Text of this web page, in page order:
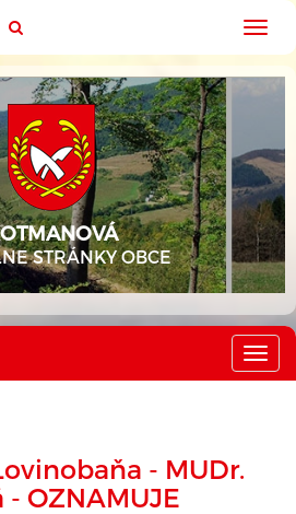
STRÁNKY OBCE
- MUDr.
- OZNAMUJE